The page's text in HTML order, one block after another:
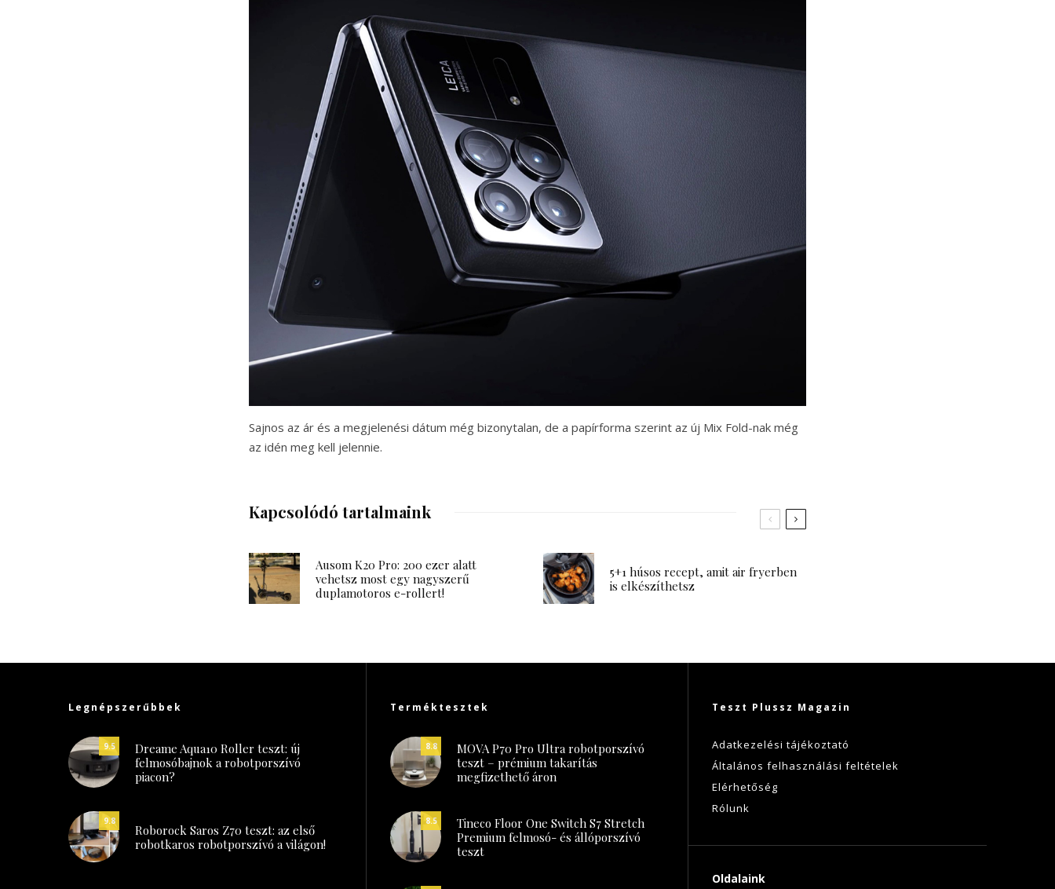
Sajnos az ár és a megjelenési dátum még bizonytalan, de a papírforma szerint az új Mix Fold-nak még
az idén meg kell jelennie.
Kapcsolódó tartalmaink
Ausom K20 Pro: 200 ezer alatt
vehetsz most egy nagyszerű
duplamotoros e-rollert!
5+1 húsos recept, amit air fryerben
is elkészíthetsz
Legnépszerűbbek
9.5
Dreame Aqua10 Roller teszt: új
felmosóbajnok a robotporszívó
piacon?
9.8
Roborock Saros Z70 teszt: az első
robotkaros robotporszívó a világon!
Terméktesztek
8.8
MOVA P70 Pro Ultra robotporszívó
teszt – prémium takarítás
megfizethető áron
8.5
Tineco Floor One Switch S7 Stretch
Premium felmosó- és állóporszívó
teszt
Teszt Plussz Magazin
Adatkezelési tájékoztató
Általános felhasználási feltételek
Elérhetőség
Rólunk
Oldalaink